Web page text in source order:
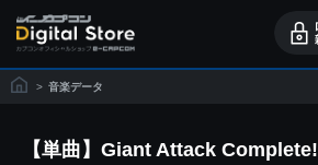
> 音楽データ
【単曲】Giant Attack Complete!